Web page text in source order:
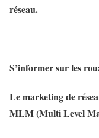
réseau.
S’informer sur les
Le marketing de
MLM (Multi Level